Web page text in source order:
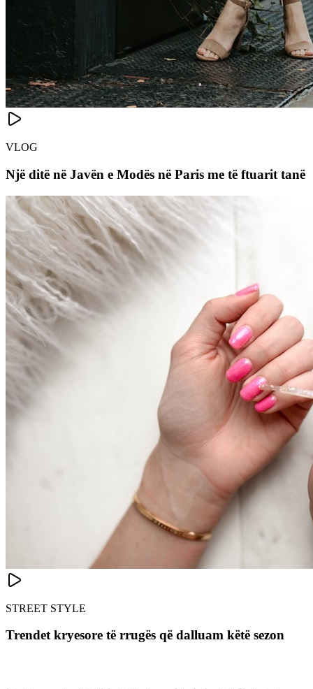
VLOG
Një ditë në Javën e Modës në Paris me të ftuarit tanë
STREET STYLE
Trendet kryesore të rrugës që dalluam këtë sezon